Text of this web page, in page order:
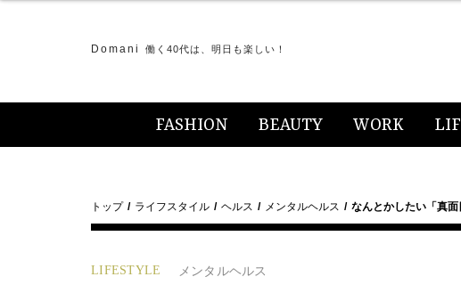
Domani 働く40代は、明日も楽しい！
FASHION BEAUTY WORK
トップ ライフスタイル ヘルス メンタルヘルス なんとかしたい「真
LIFESTYLE メンタルヘルス